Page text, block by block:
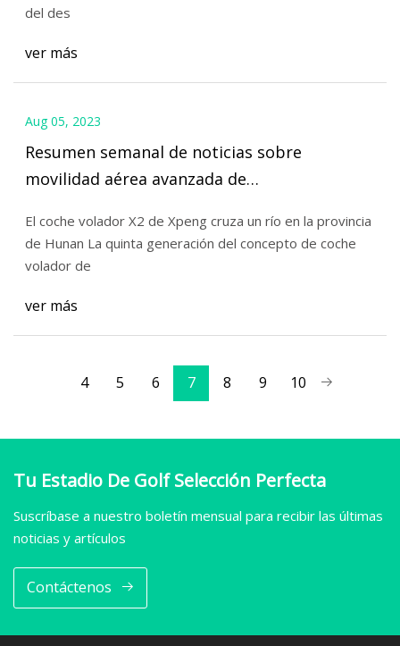
del des
ver más
Aug 05, 2023
Resumen semanal de noticias sobre
movilidad aérea avanzada de
El coche volador X2 de Xpeng cruza un río en la provincia
de Hunan La quinta generación del concepto de coche
volador de
ver más
4 5 6 7 8 9 10
Tu Estadio De Golf Selección Perfecta
Suscríbase a nuestro boletín mensual para recibir las últimas
noticias y artículos
Contáctenos